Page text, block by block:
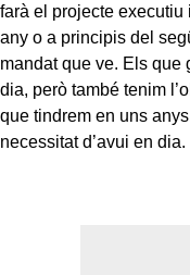
farà el projecte executiu
any o a principis del
mandat que ve. Els que
dia, però també tenim
que tindrem en uns
necessitat d’avui en dia.